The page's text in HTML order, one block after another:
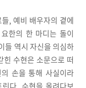
, 예비 배우자의 곁에
한의 한 마디는 돌이
들 역시 자신을 의심하
힌 수현은 소문으로 떠
손을 통해 사실이라